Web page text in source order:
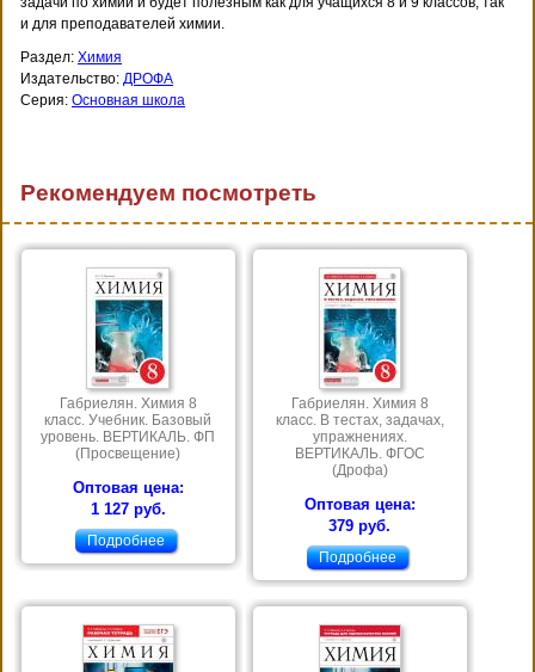
и для преподавателей химии.
Раздел: Химия
Издательство: ДРОФА
Серия: Основная школа
Рекомендуем посмотреть
Габриелян. Химия 8
класс. Учебник. Базовый
уровень. ВЕРТИКАЛЬ. ФП
(Просвещение)
Оптовая цена:
1 127 руб.
Подробнее
Габриелян. Химия 8
класс. В тестах, задачах,
упражнениях.
ВЕРТИКАЛЬ. ФГОС
(Дрофа)
Оптовая цена:
379 руб.
Подробнее